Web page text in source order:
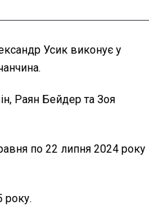
Усик виконує у
Раян Бейдер та Зоя
по 22 липня 2024 року
року.